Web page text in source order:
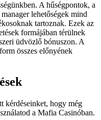
A hűségpontok, a
lehetőségek mind
tartoznak. Ezek az
formájában térülnek
üdvözlő bónuszon. A
összes előnyének
kérdéseinket, hogy még
a Mafia Casinóban.